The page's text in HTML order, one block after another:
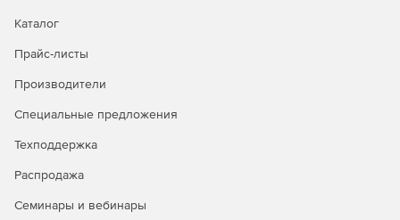
видеоархивам по данным транзакций, а также
состояния и тревожных событий на объектах
контроля.
Каталог
Прайс-листы
Производители
Специальные предложения
Техподдержка
Распродажа
Семинары и вебинары